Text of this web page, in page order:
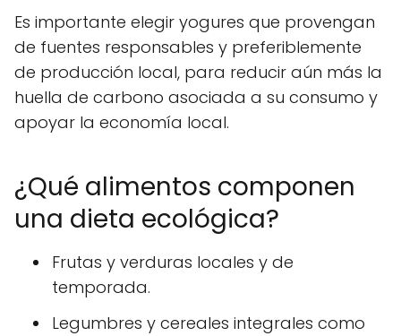
Es importante elegir yogures que provengan
de fuentes responsables y preferiblemente
de producción local, para reducir aún más la
huella de carbono asociada a su consumo y
apoyar la economía local.
¿Qué alimentos componen
una dieta ecológica?
Frutas y verduras locales y de
temporada.
Legumbres y cereales integrales como